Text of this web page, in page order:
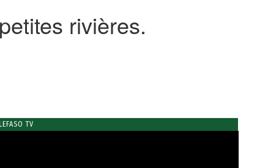
rivières.
LEFASO TV